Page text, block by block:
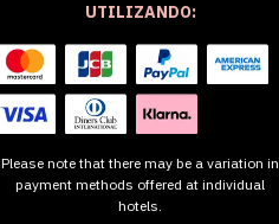
UTILIZANDO:
Please note that there may be a variation in
payment methods offered at individual
hotels.